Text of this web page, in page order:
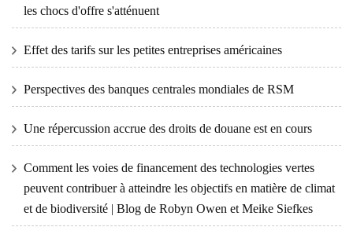
les chocs d'offre s'atténuent
Effet des tarifs sur les petites entreprises américaines
Perspectives des banques centrales mondiales de RSM
Une répercussion accrue des droits de douane est en cours
Comment les voies de financement des technologies vertes
peuvent contribuer à atteindre les objectifs en matière de climat
et de biodiversité | Blog de Robyn Owen et Meike Siefkes